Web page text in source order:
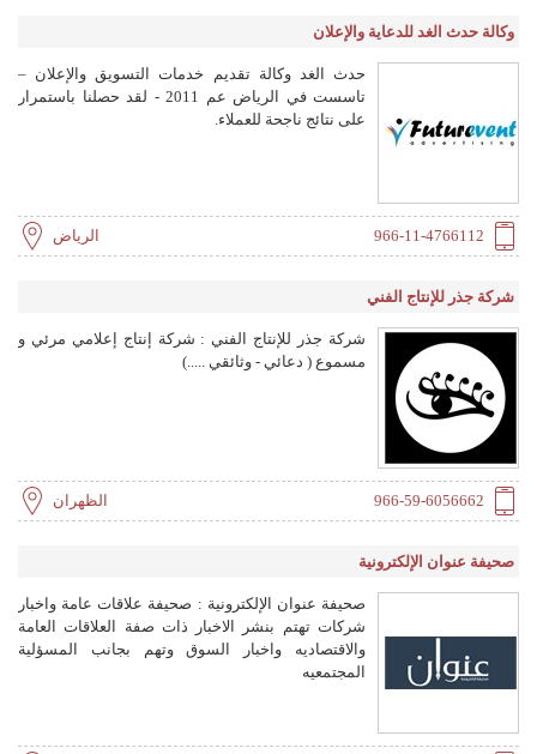
التقنية مثاليةً للتسويق العقاري، ومحتوىً جذاباً
تزيد من فرص بيع وتأجير العقارات، والفنادق، وتساعد
على عرض المنتجات داخل المعارض أيضاً.
https://chameleontour.com/en/
وكالة حدث الغد للدعاية والإعلان
حدث الغد وكالة تقديم خدمات التسويق والإعلان –
تاسست في الرياض عم 2011 - لقد حصلنا باستمرار
على نتائج ناجحة للعملاء.
966-11-4766112 الرياض
شركة جذر للإنتاج الفني
شركة جذر للإنتاج الفني : شركة إنتاج إعلامي مرئي و
مسموع ( دعائي - وثائقي .....)
966-59-6056662 الظهران
صحيفة عنوان الإلكترونية
صحيفة عنوان الإلكترونية : صحيفة علاقات عامة واخبار
شركات تهتم بنشر الاخبار ذات صفة العلاقات العامة
والاقتصاديه واخبار السوق وتهم بجانب المسؤلية
المجتمعيه